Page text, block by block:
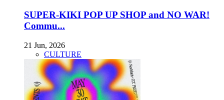
SUPER-KIKI POP UP SHOP and NO WAR!
Commu...
21 Jun, 2026
CULTURE